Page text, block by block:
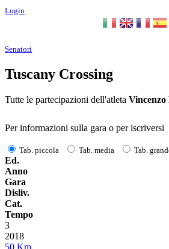
Login
Senatori
Tuscany Crossing
Tutte le partecipazioni dell'atleta
Per informazioni sulla gara o per iscriversi
Tab. piccola Tab. media Tab.
Ed.
Anno
Gara
Disliv.
Cat.
Tempo
3
2018
50 Km